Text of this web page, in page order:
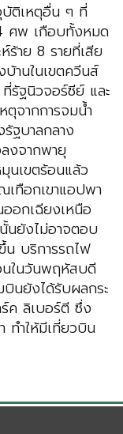
บัติเหตุอื่น ๆ ที่
ศพ เกือบทั้งหมด
ร้าย 8 รายที่เสีย
านในเขตควีนส์
ฐนิวจอร์ซีย์ และ
จากการจมน้ำ
ฐบาลกลาง
งจากพายุ
นเขตร้อนแล้ว
ทือกเขาแอปพา
ออกเฉียงเหนือ
นยังไม่อาจตอบ
น บริการรถไฟ
นในวันพฤหัสบดี
บินยังได้รับผลกระ
ค ลิเบอร์ตี ซึ่ง
ทำให้มีเที่ยวบิน